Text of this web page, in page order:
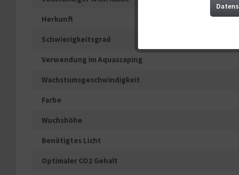
Herkunft
Schwierigkeitsgrad
Verwendung im Aquascaping
Wachstumsgeschwindigkeit
Farbe
Wuchshöhe
Benötigtes Licht
Optimaler CO2 Gehalt